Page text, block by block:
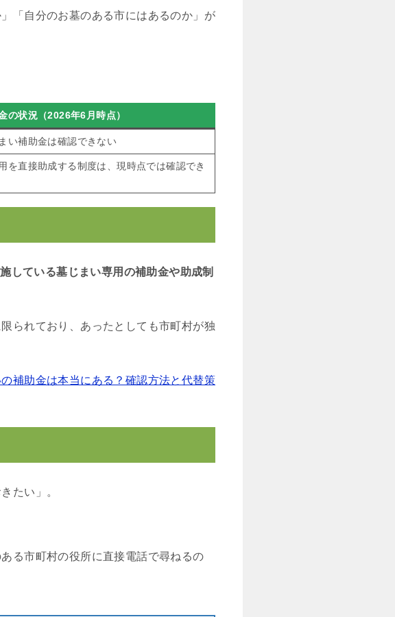
「自分のお墓のある市にはあるのか」が
の状況（2026年6月時点）
い補助金は確認できない
を直接助成する制度は、現時点では確認でき
している墓じまい専用の補助金や助成制
られており、あったとしても市町村が独
補助金は本当にある？確認方法と代替策
たい」。
る市町村の役所に直接電話で尋ねるの